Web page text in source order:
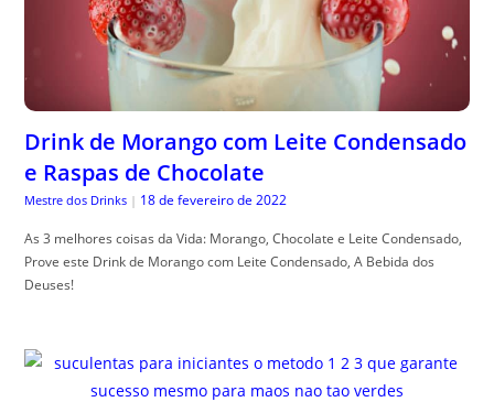
Drink de Morango com Leite Condensado
e Raspas de Chocolate
Mestre dos Drinks | 18 de fevereiro de 2022
As 3 melhores coisas da Vida: Morango, Chocolate e Leite Condensado,
Prove este Drink de Morango com Leite Condensado, A Bebida dos
Deuses!